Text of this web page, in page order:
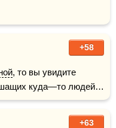
+58
, то вы увидите
куда—то людей…
+63